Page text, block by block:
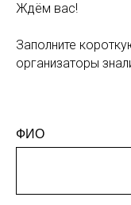
Ждём вас!
Заполните
организаторы
ФИО